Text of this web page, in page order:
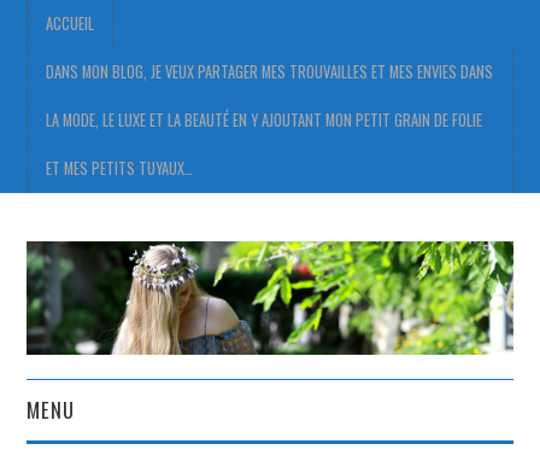
ACCUEIL
DANS MON BLOG, JE VEUX PARTAGER MES TROUVAILLES ET MES ENVIES DANS
LA MODE, LE LUXE ET LA BEAUTÉ EN Y AJOUTANT MON PETIT GRAIN DE FOLIE
ET MES PETITS TUYAUX…
MENU